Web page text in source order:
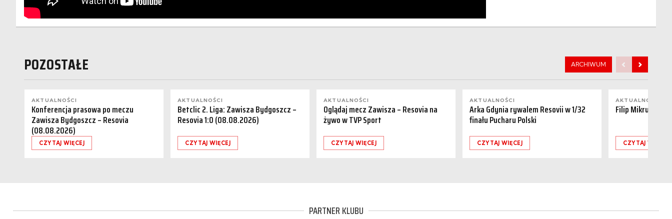
POZOSTAŁE ARCHIWUM
AKTUALNOŚCI
Konferencja prasowa po meczu
Zawisza Bydgoszcz – Resovia
(08.08.2026)
CZYTAJ WIĘCEJ
AKTUALNOŚCI
Betclic 2. Liga: Zawisza Bydgoszcz –
Resovia 1:0 (08.08.2026)
CZYTAJ WIĘCEJ
AKTUALNOŚCI
Oglądaj mecz Zawisza – Resovia na
żywo w TVP Sport
CZYTAJ WIĘCEJ
AKTUALNOŚCI
Arka Gdynia rywalem Resovii w 1/32
finału Pucharu Polski
CZYTAJ WIĘCEJ
AKTUALNOŚCI
Filip Mikrut
CZYTAJ WIĘCEJ
PARTNER KLUBU